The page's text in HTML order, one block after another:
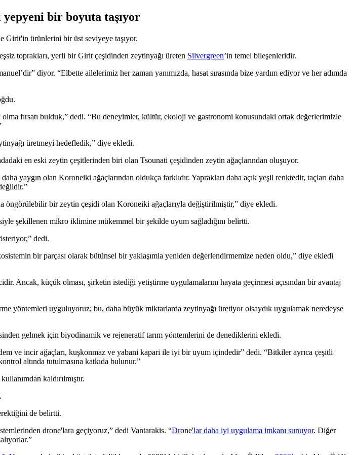
bir boyuta taşıyor
Girit'in ürünlerini bir üst seviyeye taşıyor.
toprakları, yerli bir Girit çeşidinden zeytinyağı üreten Silvergreen’in temel bileşenleridir.
diyor. “Elbette ailelerimiz her zaman yanımızda, hasat sırasında bize yardım ediyor ve her adımda
fırsatı bulduk,” dedi. “Bu deneyimler, kültür, ekoloji ve gastronomi konusundaki ortak değerlerimizle
üretmeyi hedefledik,” diye ekledi.
en eski zeytin çeşitlerinden biri olan Tsounati çeşidinden zeytin ağaçlarından oluşuyor.
yaygın olan Koroneiki ağaçlarından oldukça farklıdır. Yaprakları daha açık yeşil renktedir, taçları daha
öngörülebilir bir zeytin çeşidi olan Koroneiki ağaçlarıyla değiştirilmiştir,” diye ekledi.
şekillenen mikro iklimine mükemmel bir şekilde uyum sağladığını belirtti.
dedi.
bir parçası olarak bütünsel bir yaklaşımla yeniden değerlendirmemize neden oldu,” diye ekledi
Ancak, küçük olması, şirketin istediği yetiştirme uygulamalarını hayata geçirmesi açısından bir avantaj
yöntemleri uyguluyoruz; bu, daha büyük miktarlarda zeytinyağı üretiyor olsaydık uygulamak neredeyse
gelmek için biyodinamik ve rejeneratif tarım yöntemlerini de denediklerini ekledi.
ve incir ağaçları, kuşkonmaz ve yabani kapari ile iyi bir uyum içindedir” dedi. “Bitkiler ayrıca çeşitli
altında tutulmasına katkıda bulunur.”
kaldırılmıştır.
de belirtti.
drone'lara geçiyoruz,” dedi Vantarakis. “Drone'lar daha iyi uygulama imkanı sunuyor. Diğer